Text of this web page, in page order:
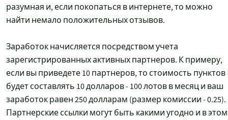
разумная и, если покопаться в интернете, то можно
найти немало положительных отзывов.
Заработок начисляется посредством учета
зарегистрированных активных партнеров. К примеру,
если вы приведете 10 партнеров, то стоимость пунктов
будет составлять 10 долларов - 100 лотов в месяц и ваш
заработок равен 250 долларам (размер комиссии - 0.25).
Партнерские ссылки могут быть какими угодно и в этом